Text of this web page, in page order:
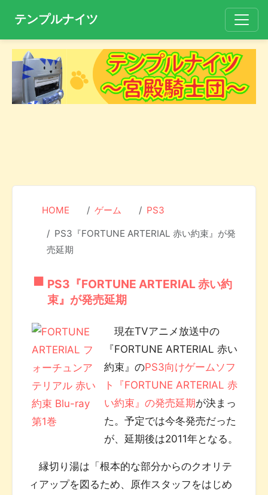
テンプルナイツ
HOME ゲーム PS3
PS3『FORTUNE ARTERIAL 赤い約束』が発
売延期
PS3『FORTUNE ARTERIAL 赤い約
束』が発売延期
現在TVアニメ放送中の
『FORTUNE ARTERIAL 赤い
約束』のPS3向けゲームソフ
ト『FORTUNE ARTERIAL 赤
い約束』の発売延期が決まっ
た。予定では今冬発売だった
が、延期後は2011年となる。
縁切り湯は「根本的な部分からのクオリテ
ィアップを図るため、原作スタッフをはじめ